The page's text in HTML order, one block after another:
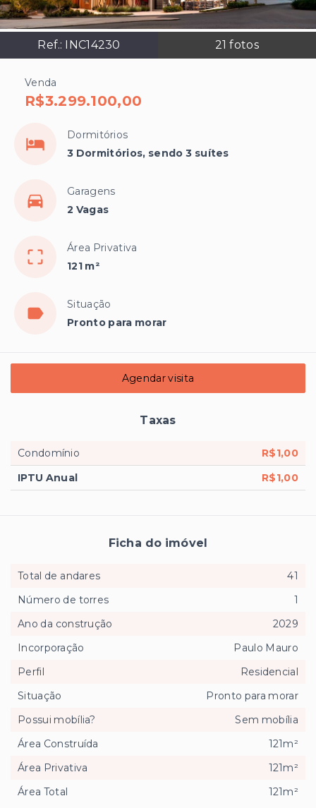
Ref.: INC14230 21 fotos
Venda
R$3.299.100,00
Dormitórios
3 Dormitórios, sendo 3 suítes
Garagens
2 Vagas
Área Privativa
121 m²
Situação
Pronto para morar
Agendar visita
Taxas
Condomínio
R$1,00
IPTU Anual
R$1,00
Ficha do imóvel
Total de andares
41
Número de torres
1
Ano da construção
2029
Incorporação
Paulo Mauro
Perfil
Residencial
Situação
Pronto para morar
Possui mobília?
Sem mobília
Área Construída
121m²
Área Privativa
121m²
Área Total
121m²